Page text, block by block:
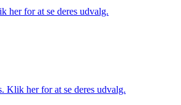
her for at se deres udvalg.
Klik her for at se deres udvalg.